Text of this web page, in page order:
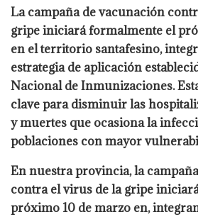
La campaña de vacunación
gripe iniciará formalmente el
en el territorio santafesino,
estrategia de aplicación
Nacional de Inmunizaciones.
clave para disminuir las
y muertes que ocasiona la
poblaciones con mayor
En nuestra provincia, la
contra el virus de la gripe
próximo 10 de marzo en,